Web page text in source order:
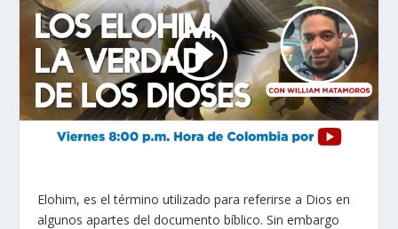
Elohim, es el término utilizado para referirse a Dios en
algunos apartes del documento bíblico. Sin embargo